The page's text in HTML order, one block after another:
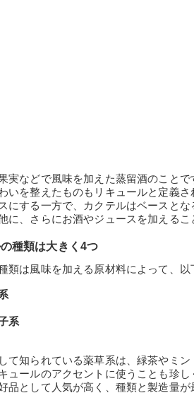
実などで風味を加えた蒸留酒のこと
いを整えたものもリキュールと定義
にする一方で、カクテルはベースと
に、さらにお酒やジュースを加えるこ
種類は大きく4つ
類は風味を加える原材料によって、以
系
て知られている薬草系は、緑茶やミ
ュールのアクセントに使うことも珍
品として人気が高く、種類と製造量が